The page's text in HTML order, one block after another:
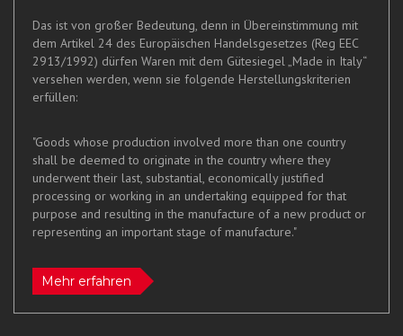
Das ist von großer Bedeutung, denn in Übereinstimmung mit
dem Artikel 24 des Europäischen Handelsgesetzes (Reg EEC
2913/1992) dürfen Waren mit dem Gütesiegel „Made in Italy“
versehen werden, wenn sie folgende Herstellungskriterien
erfüllen:
"Goods whose production involved more than one country
shall be deemed to originate in the country where they
underwent their last, substantial, economically justified
processing or working in an undertaking equipped for that
purpose and resulting in the manufacture of a new product or
representing an important stage of manufacture."
Mehr erfahren